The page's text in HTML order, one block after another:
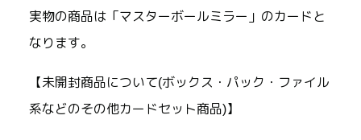
実物の商品は「マスターボールミラー」のカードと
なります。
【未開封商品について(ボックス・パック・ファイル
系などのその他カードセット商品)】